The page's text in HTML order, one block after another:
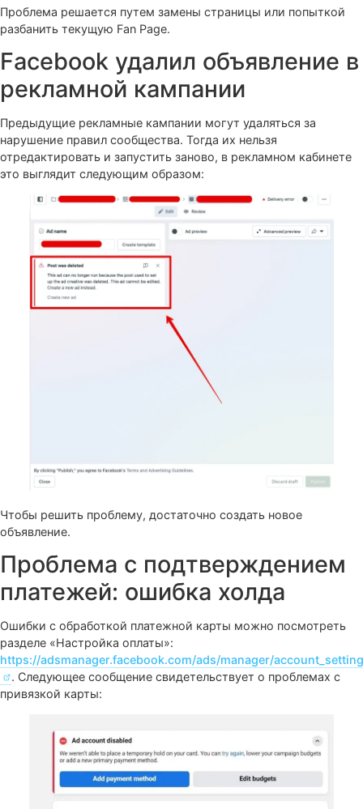
Запрет рекламной
деятельности Fan Page
Нарушения рекламной политики Facebook может
наложению запрета рекламной деятельности на Fan
Проверить, все ли в порядке с вашим аккаунтом можно
разделе «Обзор аккаунта» по ссылке
https://www.facebook.com/business-support-home/ .
Если Fan Page заблокирована, будет отображаться
следующее объявление.
разбанить текущую Fan Page.
Facebook удалил
рекламной кампании
Предыдущие рекламные кампании могут удаляться за
нарушение правил сообщества. Тогда их нельзя
отредактировать и запустить заново, в рекламном
это выглядит следующим образом: